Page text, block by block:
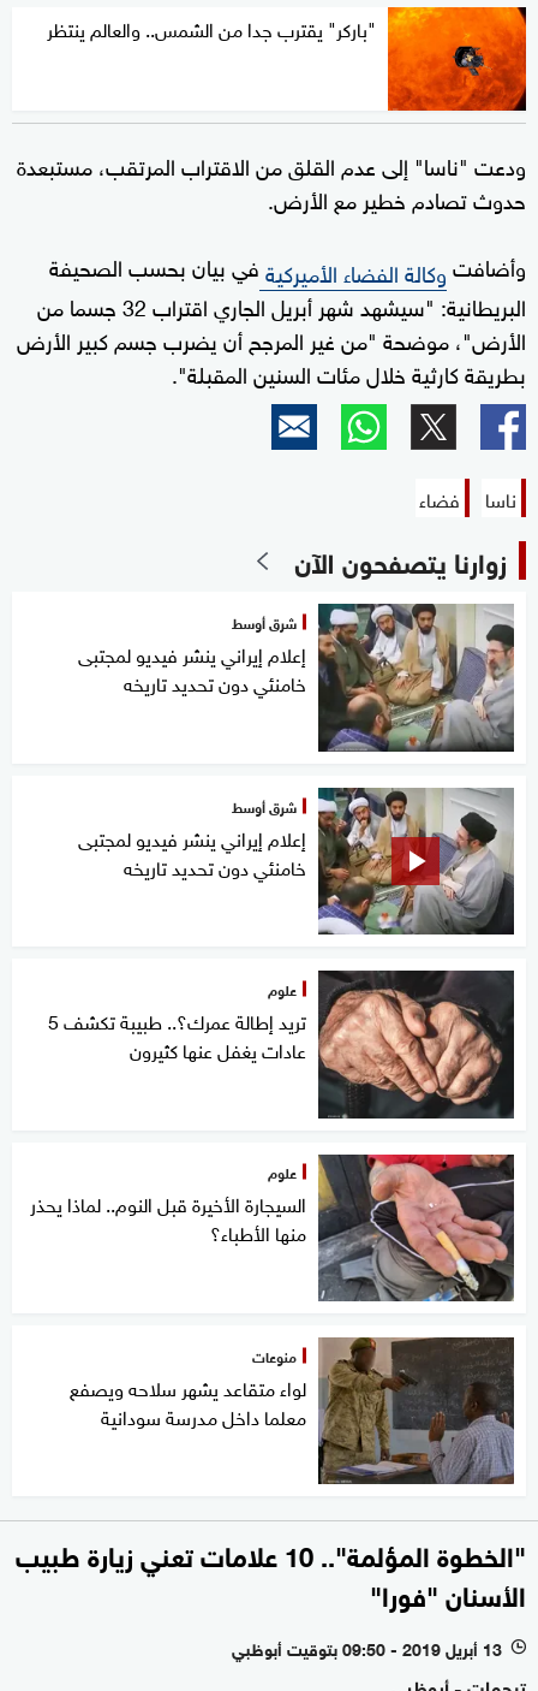
"باركر" يقترب جدا من الشمس.. والعالم ينتظر
ودعت "ناسا" إلى عدم القلق من الاقتراب المرتقب، مستبعدة
حدوث تصادم خطير مع الأرض.
وأضافتوكالة الفضاء الأميركيةفي بيان بحسب الصحيفة
البريطانية: "سيشهد شهر أبريل الجاري اقتراب 32 جسما من
الأرض"، موضحة "من غير المرجح أن يضرب جسم كبير الأرض
بطريقة كارثية خلال مئات السنين المقبلة".
ناسا فضاء
زوارنا يتصفحون الآن
شرق أوسط
إعلام إيراني ينشر فيديو لمجتبى
خامنئي دون تحديد تاريخه
شرق أوسط
إعلام إيراني ينشر فيديو لمجتبى
خامنئي دون تحديد تاريخه
علوم
تريد إطالة عمرك؟.. طبيبة تكشف 5
عادات يغفل عنها كثيرون
علوم
السيجارة الأخيرة قبل النوم.. لماذا يحذر
منها الأطباء؟
منوعات
لواء متقاعد يشهر سلاحه ويصفع
معلما داخل مدرسة سودانية
"الخطوة المؤلمة".. 10 علامات تعني زيارة طبيب
الأسنان "فورا"
l 13 أبريل 2019 - 09:50 بتوقيت أبوظبي